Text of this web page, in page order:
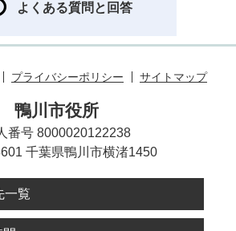
よくある質問と回答
プライバシーポリシー サイトマップ
鴨川市役所
番号 8000020122238
千葉県鴨川市横渚1450
一覧